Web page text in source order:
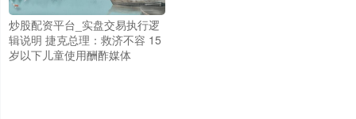
炒股配资平台_实盘交易执行逻
辑说明 捷克总理：救济不容 15
岁以下儿童使用酬酢媒体
上证综指 3940.04